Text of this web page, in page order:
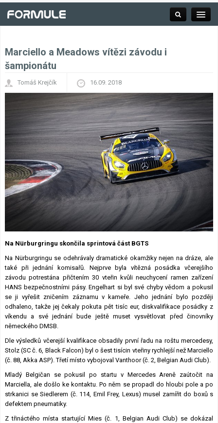
Závodní série
Kalendář F1
Výsledky F1
Týmy a jezdci F1
Okruhy F1
Lexikon F1
Marciello a Meadows vítězi závodu i
šampionátu
Tomáš Krejčík 16.09. 2018
Na Nürburgringu skončila sprintová část BGTS
Na Nürburgringu se odehrávaly dramatické okamžiky nejen na dráze, ale
také při jednání komisařů. Nejprve byla vítězná posádka včerejšího
závodu potrestána přičtením 30 vteřin kvůli neuchycení ramen zařízení
HANS bezpečnostními pásy. Engelhart si byl své chyby vědom a pokusil
se ji vyřešit zničením záznamu v kameře. Jeho jednání bylo později
odhaleno, takže jej čekaly pokuta pět tisíc eur, diskvalifikace posádky z
víkendu a své jednání bude ještě muset vysvětlovat před činovníky
německého DMSB.
Dle výsledků včerejší kvalifikace obsadily první řadu na roštu mercedesy,
Stolz (SC č. 6, Black Falcon) byl o šest tisícin vteřiny rychlejší než Marciello
(č. 88, Akka ASP). Třetí místo vybojoval Vanthoor (č. 2, Belgian Audi Club).
Mladý Belgičan se pokusil po startu v Mercedes Areně zaútočit na
Marciella, ale došlo ke kontaktu. Po něm se propadl do hloubi pole a po
strkanici se Siedlerem (č. 114, Emil Frey, Lexus) musel zamířit do boxů s
defektem pneumatiky.
Z třináctého místa startující Mies (č. 1, Belgian Audi Club) se dokázal